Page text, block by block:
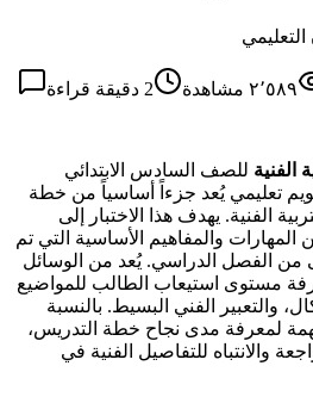
التعليمي
٢٬٥٨٩ مشاهدة 2 دقيقة قراءة
الفنية للصف السادس الابتدائي
تعليمي يُعد جزءاً أساسياً من خطة
الفنية. يهدف هذا الاختبار إلى
والمفاهيم الأساسية التي تم
من الفصل الدراسي. يُعد من الوسائل
مستوى استيعاب الطالب للمواضيع
والتعبير الفني البسيط. بالنسبة
مهمة لمعرفة مدى نجاح خطة التدريس،
والانتباه للتفاصيل الفنية في